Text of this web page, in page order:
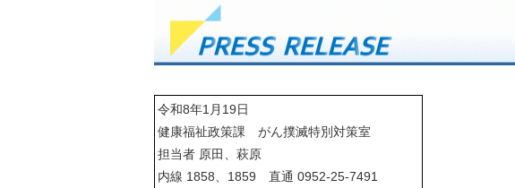
令和8年1月19日
健康福祉政策課 がん撲滅特別対策室
担当者 原田、萩原
内線 1858、1859 直通 0952-25-7491